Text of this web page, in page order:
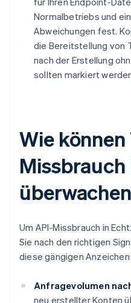
Normalbetriebs und
Abweichungen fest.
die Bereitstellung von
nach der Erstellung
sollten markiert
Wie können
Um API-Missbrauch in
Sie nach den richtigen
diese gängigen
Anfragevolumen
neu erstellter Konten